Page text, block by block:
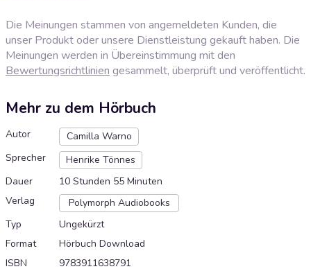
Die Meinungen stammen von angemeldeten Kunden, die
unser Produkt oder unsere Dienstleistung gekauft haben. Die
Meinungen werden in Übereinstimmung mit den
Bewertungsrichtlinien gesammelt, überprüft und veröffentlicht.
Mehr zu dem Hörbuch
Autor
Camilla Warno
Sprecher
Henrike Tönnes
Dauer
10 Stunden 55 Minuten
Verlag
Polymorph Audiobooks
Typ
Ungekürzt
Format
Hörbuch Download
ISBN
9783911638791